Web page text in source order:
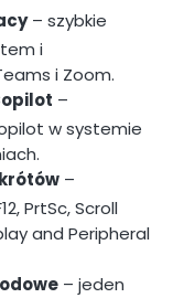
– szybkie
i
i Zoom.
–
w systemie
–
PrtSc, Scroll
and Peripheral
– jeden